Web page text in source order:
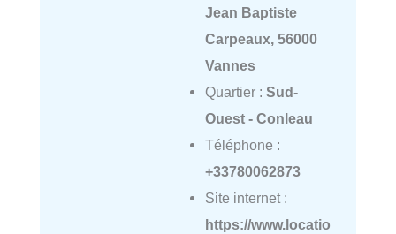
Jean Baptiste
Carpeaux, 56000
Vannes
Quartier : Sud-
Ouest - Conleau
Téléphone :
+33780062873
Site internet :
https://www.locatio